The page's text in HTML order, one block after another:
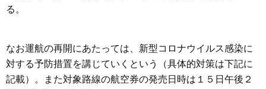
る。
なお運航の再開にあたっては、新型コロナウイルス感染に
対する予防措置を講じていくという（具体的対策は下記に
記載）。また対象路線の航空券の発売日時は１５日午後２